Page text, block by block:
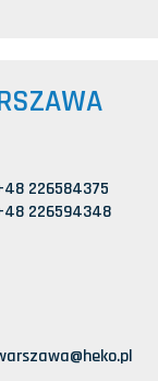
226584375
226594348